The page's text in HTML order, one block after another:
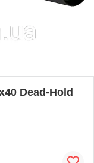
Dead-Hold